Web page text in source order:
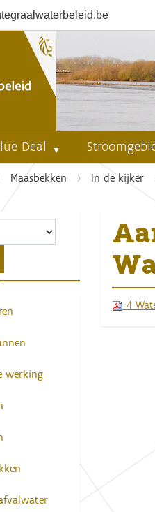
Deal
Maasbekken In de kijker
4
werking